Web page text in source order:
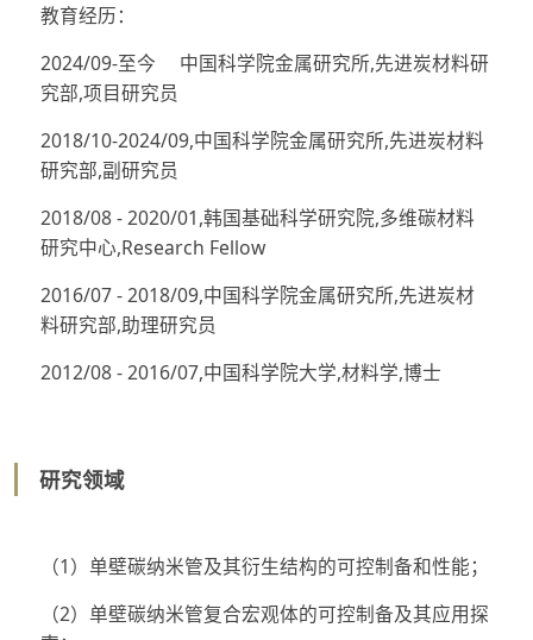
教育经历：
2024/09-至今 中国科学院金属研究所,先进炭材料研
究部,项目研究员
2018/10-2024/09,中国科学院金属研究所,先进炭材料
研究部,副研究员
2018/08 - 2020/01,韩国基础科学研究院,多维碳材料
研究中心,Research Fellow
2016/07 - 2018/09,中国科学院金属研究所,先进炭材
料研究部,助理研究员
2012/08 - 2016/07,中国科学院大学,材料学,博士
研究领域
（1）单壁碳纳米管及其衍生结构的可控制备和性能；
（2）单壁碳纳米管复合宏观体的可控制备及其应用探